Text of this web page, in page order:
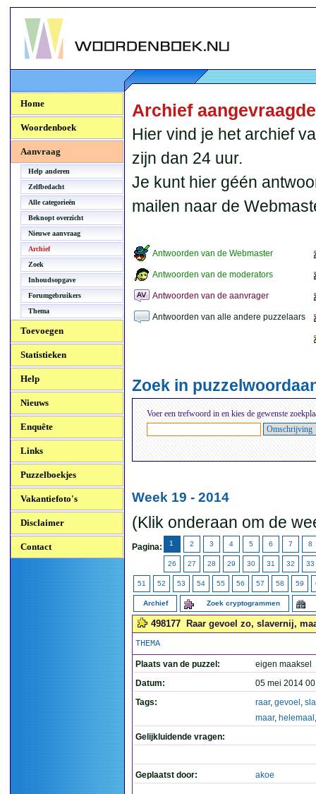
Woordenboek.NU
Home
Woordenboek
Aanvraag
Help anderen
Zelfbedacht
Alle categorieën
Beknopt overzicht
Nieuwe aanvraag
Archief
Zoek
Inhoudsopgave
Forumgebruikers
Thema
Toevoegen
Statistieken
Help
Nieuws
Enquête
Links
Puzzelboekjes
Vakantiefoto's
Disclaimer
Contact
Archief
Hier vind je het archief
zijn dan 24 uur.
Je kunt hier géén
mailen naar de
Antwoorden van de Webmaster
Antwoorden van de moderators
Antwoorden van de aanvrager
Antwoorden van alle andere puzzelaars
Zoek in
Voer een trefwoord in en kies de gewenste
Week 19 - 2014
(Klik onderaan om de
Pagina: 1 2 3 4 5 6 7 8
26 27 28 29 30 31 32 33
51 52 53 54 55 56 57 58 59
Archief Zoek cryptogrammen
498177 Raar gevoel zo, slavernij,
THEMA
Plaats van de puzzel:
eigen maaksel
Datum:
05 mei 2014
Tags:
raar, gevoel ,
maar, helemaal
Gelijkluidende vragen:
Geplaatst door: akoe